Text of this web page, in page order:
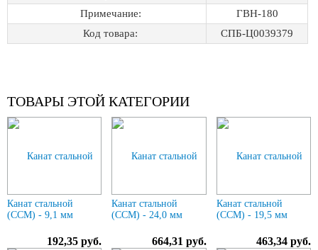
Примечание:
ГВН-180
Код товара:
СПБ-Ц0039379
ТОВАРЫ ЭТОЙ КАТЕГОРИИ
Канат стальной
(ССМ) - 9,1 мм
192,35 руб.
Канат стальной
(ССМ) - 24,0 мм
664,31 руб.
Канат стальной
(ССМ) - 19,5 мм
463,34 руб.